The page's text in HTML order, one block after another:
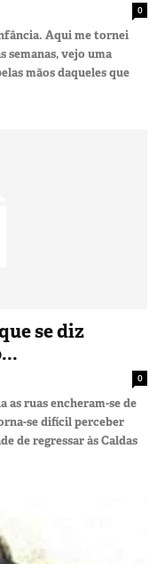
0
Aqui me tornei
semanas, vejo uma
mãos daqueles que
se diz
0
as ruas encheram-se de
se difícil perceber
de regressar às Caldas